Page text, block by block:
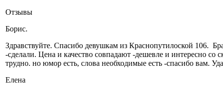
Отзывы
Борис.
Здравствуйте. Cпасибо девушкам из Краснопутилоской 106.
-сделали. Цена и качество совпадают -дешевле и интересно со
трудно. но юмор есть, слова необходимые есть -спасибо вам.
Елена